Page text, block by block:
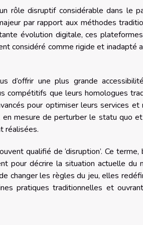
rôle disruptif considérable dans le
par rapport aux méthodes
évolution digitale, ces
considéré comme rigide et inadapté
d’offrir une plus grande
compétitifs que leurs homologues
pour optimiser leurs services
mesure de perturber le statu quo
réalisées.
qualifié de ‘disruption’. Ce
pour décrire la situation actuelle du
changer les règles du jeu, elles
pratiques traditionnelles et